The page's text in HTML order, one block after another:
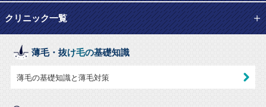
クリニック一覧
薄毛・抜け毛の基礎知識
薄毛の基礎知識と薄毛対策